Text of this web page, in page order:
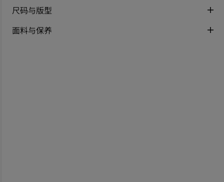
尺码与版型
面料与保养